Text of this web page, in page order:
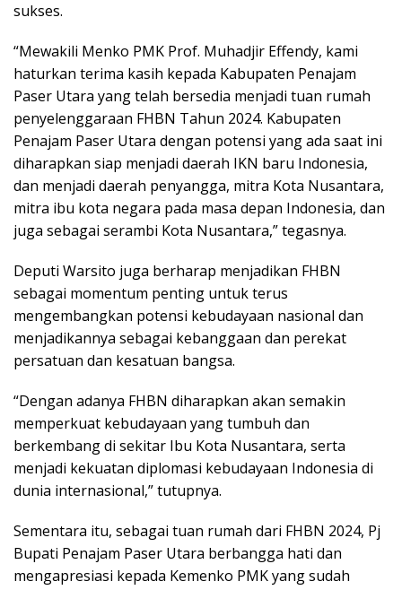
sukses.
“Mewakili Menko PMK Prof. Muhadjir Effendy, kami
haturkan terima kasih kepada Kabupaten Penajam
Paser Utara yang telah bersedia menjadi tuan rumah
penyelenggaraan FHBN Tahun 2024. Kabupaten
Penajam Paser Utara dengan potensi yang ada saat ini
diharapkan siap menjadi daerah IKN baru Indonesia,
dan menjadi daerah penyangga, mitra Kota Nusantara,
mitra ibu kota negara pada masa depan Indonesia, dan
juga sebagai serambi Kota Nusantara,” tegasnya.
Deputi Warsito juga berharap menjadikan FHBN
sebagai momentum penting untuk terus
mengembangkan potensi kebudayaan nasional dan
menjadikannya sebagai kebanggaan dan perekat
persatuan dan kesatuan bangsa.
“Dengan adanya FHBN diharapkan akan semakin
memperkuat kebudayaan yang tumbuh dan
berkembang di sekitar Ibu Kota Nusantara, serta
menjadi kekuatan diplomasi kebudayaan Indonesia di
dunia internasional,” tutupnya.
Sementara itu, sebagai tuan rumah dari FHBN 2024, Pj
Bupati Penajam Paser Utara berbangga hati dan
mengapresiasi kepada Kemenko PMK yang sudah